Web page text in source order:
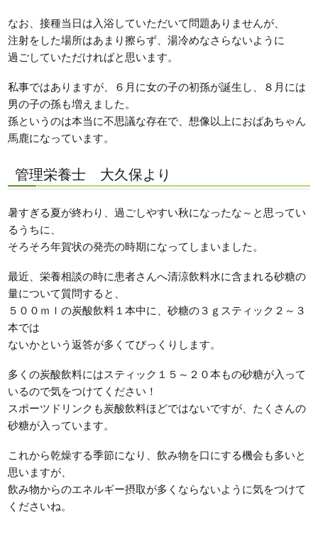
なお、接種当日は入浴していただいて問題ありませんが、
注射をした場所はあまり擦らず、湯冷めなさらないように
過ごしていただければと思います。
私事ではありますが、６月に女の子の初孫が誕生し、８月には
男の子の孫も増えました。
孫というのは本当に不思議な存在で、想像以上におばあちゃん
馬鹿になっています。
管理栄養士 大久保より
暑すぎる夏が終わり、過ごしやすい秋になったな～と思ってい
るうちに、
そろそろ年賀状の発売の時期になってしまいました。
最近、栄養相談の時に患者さんへ清涼飲料水に含まれる砂糖の
量について質問すると、
５００ｍｌの炭酸飲料１本中に、砂糖の３ｇスティック２～３
本では
ないかという返答が多くてびっくりします。
多くの炭酸飲料にはスティック１５～２０本もの砂糖が入って
いるので気をつけてください！
スポーツドリンクも炭酸飲料ほどではないですが、たくさんの
砂糖が入っています。
これから乾燥する季節になり、飲み物を口にする機会も多いと
思いますが、
飲み物からのエネルギー摂取が多くならないように気をつけて
くださいね。